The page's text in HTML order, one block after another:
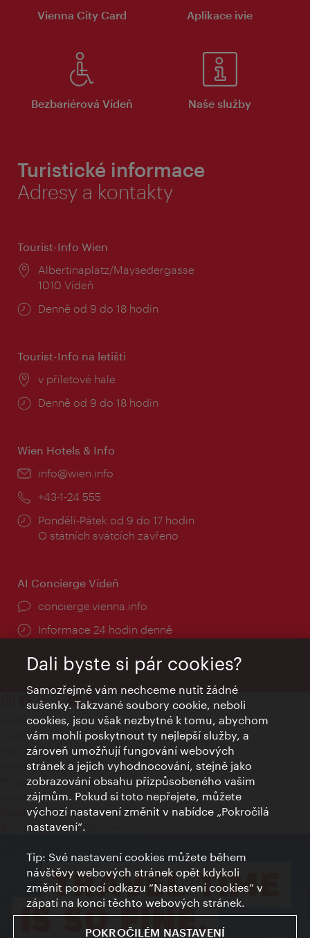
Vienna City Card Aplikace ivie
Bezbariérová Vídeň Naše služby
Turistické informace
Adresy a kontakty
Tourist-Info Wien
Místo:
Albertinaplatz/Maysedergasse
1010 Vídeň
Provozní
Denně od 9 do 18 hodin
Tourist-Info na letišti
Místo:
v příletové hale
Provozní
Denně od 9 do 18 hodin
Wien Hotels & Info
E-
info@wien.info
Telefon:
+43-1-24 555
Provozní
doba:
Pondělí-Pátek od 9 do 17 hodin
O státních svátcích zavřeno
AI Concierge Vídeň
concierge.vienna.info
Informace 24 hodin denně
Kontakty
Credits
Prohlášení o ochraně osobních údajů
Terms of Use
Přístupnost
Kontakt pro tisk
Nastavení cookies
© Copyright Wien Tourismus
Dali byste si pár cookies?
Samozřejmě vám nechceme nutit žádné
sušenky. Takzvané soubory cookie, neboli
cookies, jsou však nezbytné k tomu, abychom
vám mohli poskytnout ty nejlepší služby, a
zároveň umožňují fungování webových
stránek a jejich vyhodnocování, stejně jako
zobrazování obsahu přizpůsobeného vašim
zájmům. Pokud si toto nepřejete, můžete
výchozí nastavení změnit v nabídce „Pokročilá
nastavení“.
Tip: Své nastavení cookies můžete během
návštěvy webových stránek opět kdykoli
změnit pomocí odkazu “Nastavení cookies” v
zápatí na konci těchto webových stránek.
POKROČILÉM NASTAVENÍ